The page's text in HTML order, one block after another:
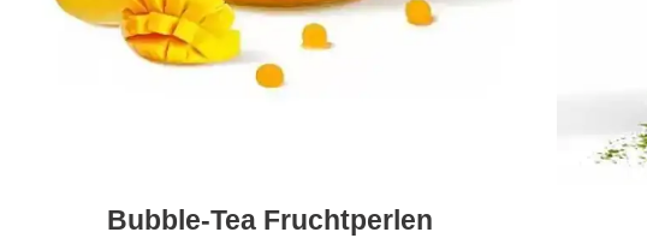
Bubble-Tea Fruchtperlen